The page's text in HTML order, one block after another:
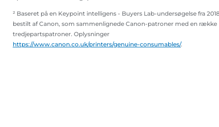
² Baseret på en Keypoint intelligens - Buyers Lab-undersøgelse fra
bestilt af Canon, som sammenlignede Canon-patroner med en række
tredjepartspatroner. Oplysninger
https://www.canon.co.uk/printers/genuine-consumables/.